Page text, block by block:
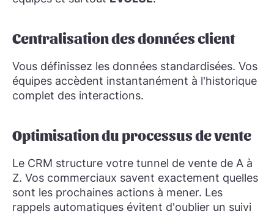
Centralisation des données client
Vous définissez les données standardisées. Vos
équipes accèdent instantanément à l'historique
complet des interactions.
Optimisation du processus de vente
Le CRM structure votre tunnel de vente de A à
Z. Vos commerciaux savent exactement quelles
sont les prochaines actions à mener. Les
rappels automatiques évitent d'oublier un suivi